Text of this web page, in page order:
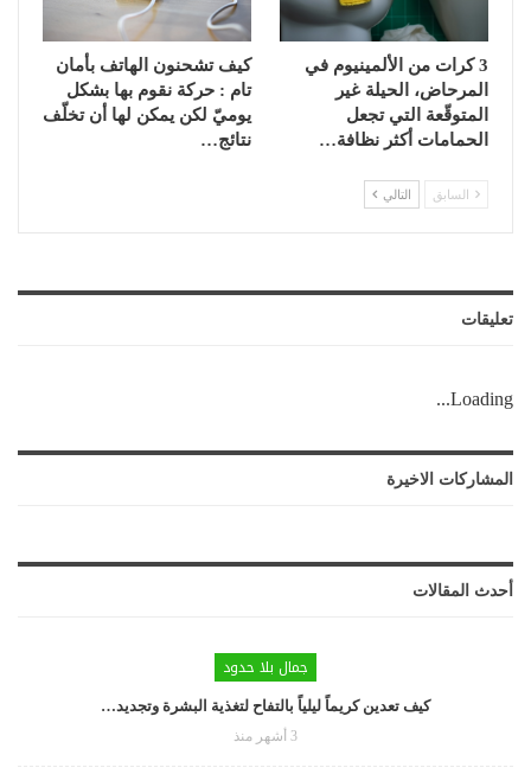
3 كرات من الألمينيوم في
المرحاض، الحيلة غير
المتوقّعة التي تجعل
الحمامات أكثر نظافة…
كيف تشحنون الهاتف بأمان
تام : حركة نقوم بها بشكل
يوميّ لكن يمكن لها أن تخلّف
نتائج…
السابق التالي
تعليقات
Loading...
المشاركات الاخيرة
أحدث المقالات
جمال بلا حدود
كيف تعدين كريماً ليلياً بالتفاح لتغذية البشرة وتجديد…
3 أشهر منذ